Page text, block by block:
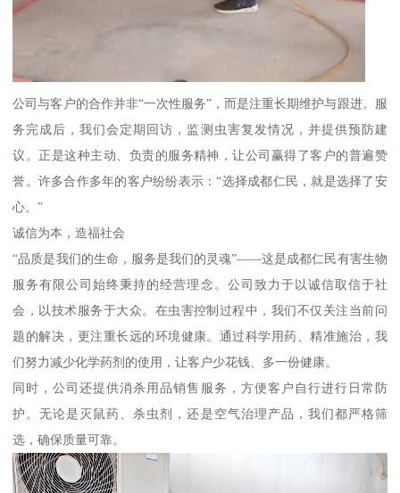
公司与客户的合作并非“一次性服务”，而是注重长期维护与跟进。服
务完成后，我们会定期回访，监测虫害复发情况，并提供预防建
议。正是这种主动、负责的服务精神，让公司赢得了客户的普遍赞
誉。许多合作多年的客户纷纷表示：“选择成都仁民，就是选择了安
心。”
诚信为本，造福社会
“品质是我们的生命，服务是我们的灵魂”——这是成都仁民有害生物
服务有限公司始终秉持的经营理念。公司致力于以诚信取信于社
会，以技术服务于大众。在虫害控制过程中，我们不仅关注当前问
题的解决，更注重长远的环境健康。通过科学用药、精准施治，我
们努力减少化学药剂的使用，让客户少花钱、多一份健康。
同时，公司还提供消杀用品销售服务，方便客户自行进行日常防
护。无论是灭鼠药、杀虫剂，还是空气治理产品，我们都严格筛
选，确保质量可靠。